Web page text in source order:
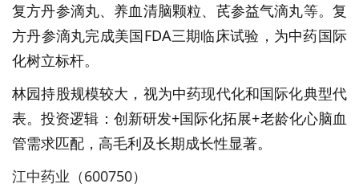
复方丹参滴丸、养血清脑颗粒、芪参益气滴丸等。复
方丹参滴丸完成美国FDA三期临床试验，为中药国际
化树立标杆。
林园持股规模较大，视为中药现代化和国际化典型代
表。投资逻辑：创新研发+国际化拓展+老龄化心脑血
管需求匹配，高毛利及长期成长性显著。
江中药业（600750）